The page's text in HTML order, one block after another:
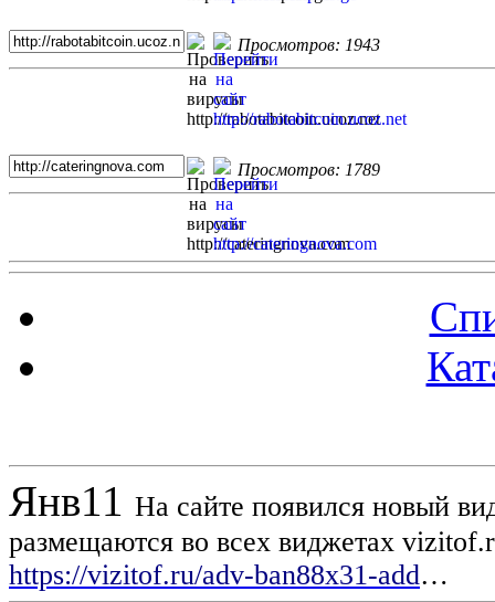
Просмотров: 1943
Просмотров: 1789
Янв11 На сайте появился новый
размещаются во всех виджетах
https://vizitof.ru/adv-ban88x31-add…